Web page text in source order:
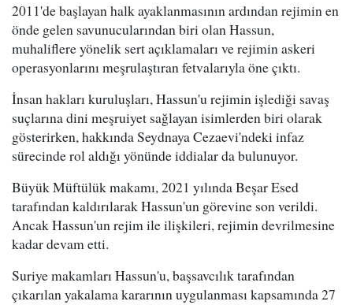
2011'de başlayan halk ayaklanmasının ardından rejimin en
önde gelen savunucularından biri olan Hassun,
muhaliflere yönelik sert açıklamaları ve rejimin askeri
operasyonlarını meşrulaştıran fetvalarıyla öne çıktı.
İnsan hakları kuruluşları, Hassun'u rejimin işlediği savaş
suçlarına dini meşruiyet sağlayan isimlerden biri olarak
gösterirken, hakkında Seydnaya Cezaevi'ndeki infaz
sürecinde rol aldığı yönünde iddialar da bulunuyor.
Büyük Müftülük makamı, 2021 yılında Beşar Esed
tarafından kaldırılarak Hassun'un görevine son verildi.
Ancak Hassun'un rejim ile ilişkileri, rejimin devrilmesine
kadar devam etti.
Suriye makamları Hassun'u, başsavcılık tarafından
çıkarılan yakalama kararının uygulanması kapsamında 27